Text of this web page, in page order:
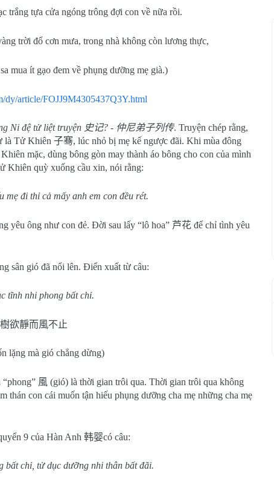
trắng tựa cửa ngóng trông đợi con về nữa rồi.
trời đổ cơn mưa, trong nhà không còn lương thực,
mua ít gạo đem về phụng dưỡng mẹ già.)
dy/article/FOJJ9M4305437Q3Y.html
Ni đệ tử liệt truyện 史记? - 仲尼弟子列传. Truyện chép rằng,
là Tử Khiên 子骞, lúc nhỏ bị mẹ kế ngược đãi. Khi mùa đông
mặc, dùng bông gòn may thành áo bông cho con của mình
Khiên quỳ xuống cầu xin, nói rằng:
đi thỉ cả mấy anh em con đều rét.
yêu ông như con đẻ. Đời sau lấy “lô hoa” 芦花 để chỉ tình yêu
sân gió đã nổi lên. Điển xuất từ câu:
tĩnh nhi phong bất chỉ.
樹欲靜而風不止
lặng mà gió chẳng dừng)
“phong” 風 (gió) là thời gian trôi qua. Thời gian trôi qua không
thán con cái muốn tận hiếu phụng dưỡng cha mẹ những cha mẹ
9 của Hàn Anh 韩婴có câu:
bất chỉ, tử dục dưỡng nhi thân bất đãi.